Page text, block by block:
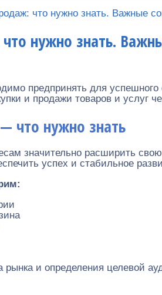
что нужно знать. Важные
нужно знать.
предпринять для
и продажи товаров и услуг
что нужно знать
значительно расширить
успех и стабильное
и определения целевой